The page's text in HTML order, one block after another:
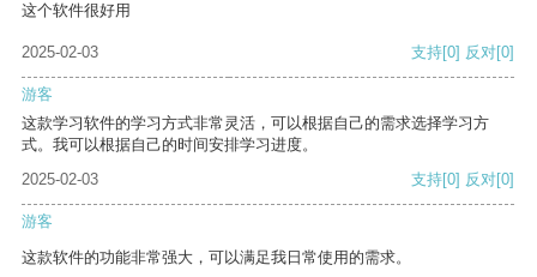
这个软件很好用
2025-02-03 支持[0] 反对[0]
游客
这款学习软件的学习方式非常灵活，可以根据自己的需求选择学习方
式。我可以根据自己的时间安排学习进度。
2025-02-03
支持[0] 反对[0]
游客
这款软件的功能非常强大，可以满足我日常使用的需求。